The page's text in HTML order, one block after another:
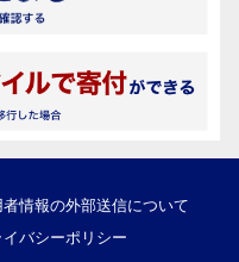
者情報の外部送信について
イバシーポリシー